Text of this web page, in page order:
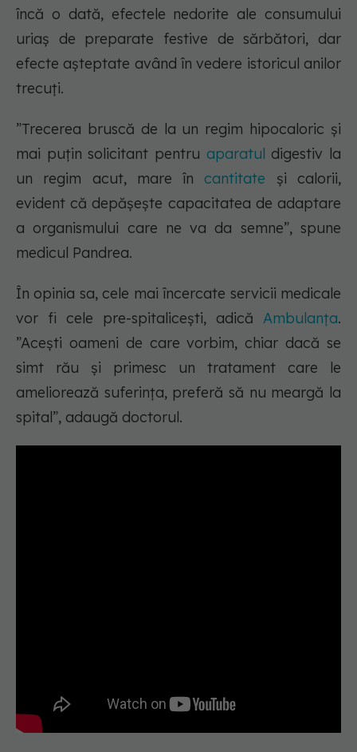
încă o dată, efectele nedorite ale consumului
uriaș de preparate festive de sărbători, dar
efecte așteptate având în vedere istoricul anilor
trecuți.
”Trecerea bruscă de la un regim hipocaloric și
mai puțin solicitant pentru aparatul digestiv la
un regim acut, mare în cantitate și calorii,
evident că depășește capacitatea de adaptare
a organismului care ne va da semne”, spune
medicul Pandrea.
În opinia sa, cele mai încercate servicii medicale
vor fi cele pre-spitalicești, adică Ambulanța.
”Acești oameni de care vorbim, chiar dacă se
simt rău și primesc un tratament care le
ameliorează suferința, preferă să nu meargă la
spital”, adaugă doctorul.